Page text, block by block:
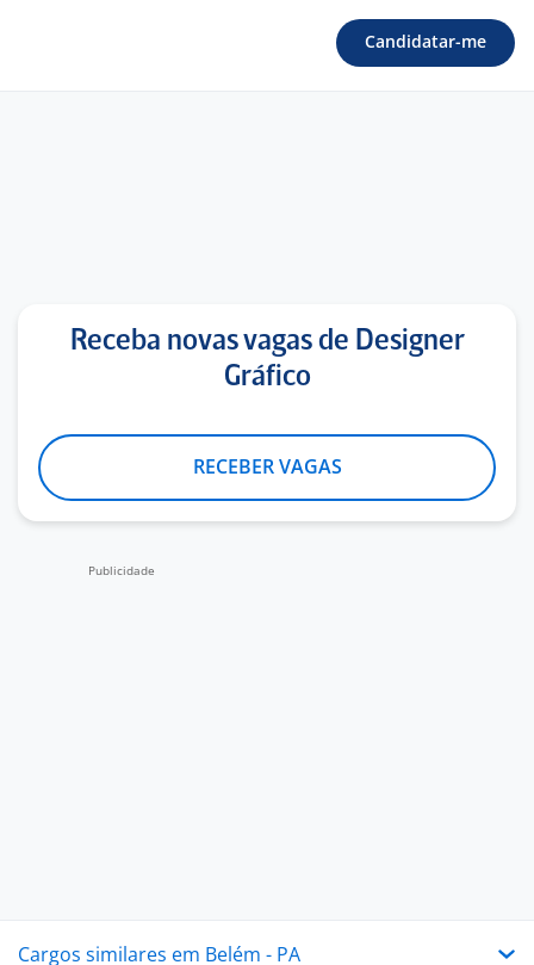
Candidatar-me
Receba novas vagas de Designer
Gráfico
RECEBER VAGAS
Cargos similares em Belém - PA